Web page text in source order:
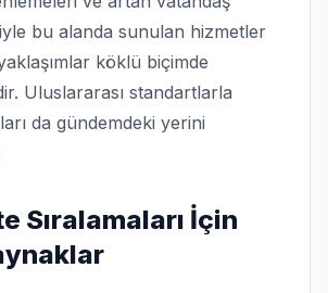
bu alanda sunulan hizmetler
köklü biçimde
Uluslararası standartlarla
da gündemdeki yerini
Sıralamaları İçin